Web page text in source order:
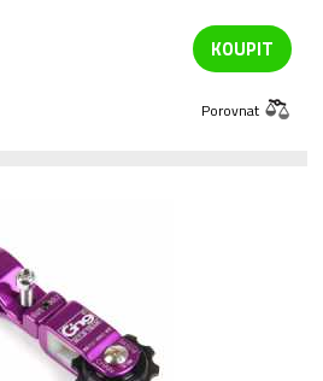
KOUPIT
Porovnat